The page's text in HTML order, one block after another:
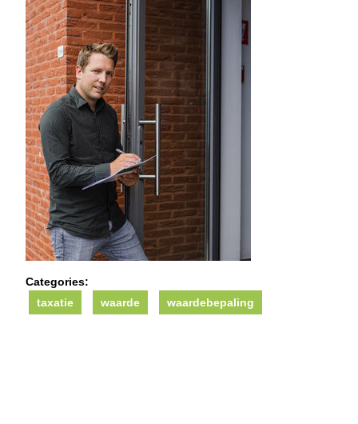
Categories:
taxatie
waarde waardebepaling